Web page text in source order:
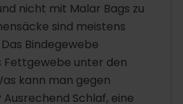
nicht mit Malar Bags zu
sind meistens
Bindegewebe
Fettgewebe unter den
kann man gegen
Schlaf, eine